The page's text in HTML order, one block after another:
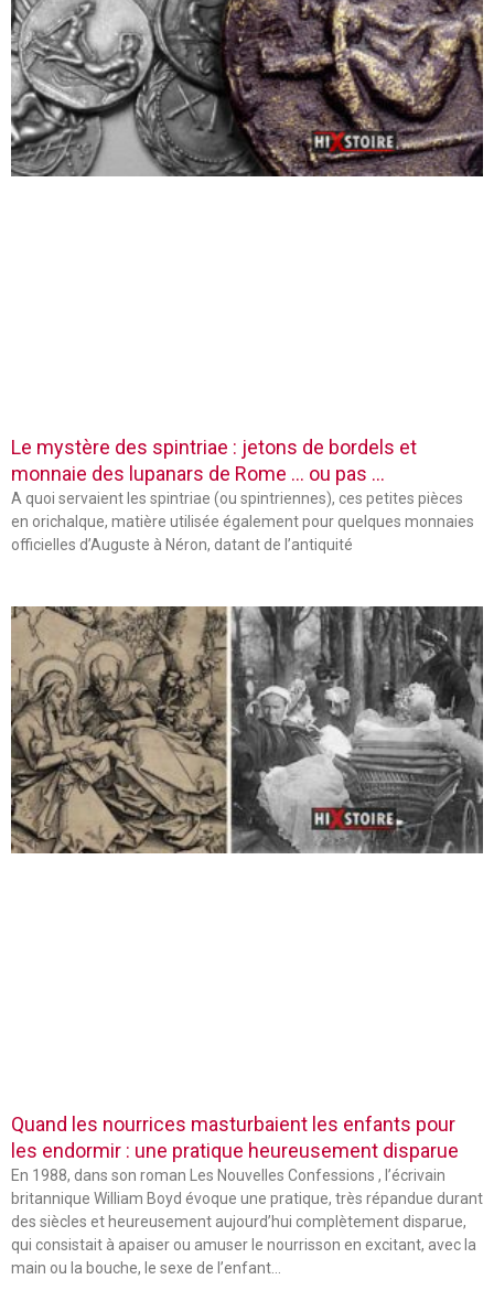
Le mystère des spintriae : jetons de bordels et
monnaie des lupanars de Rome … ou pas …
A quoi servaient les spintriae (ou spintriennes), ces petites pièces
en orichalque, matière utilisée également pour quelques monnaies
officielles d’Auguste à Néron, datant de l’antiquité
Quand les nourrices masturbaient les enfants pour
les endormir : une pratique heureusement disparue
En 1988, dans son roman Les Nouvelles Confessions , l’écrivain
britannique William Boyd évoque une pratique, très répandue durant
des siècles et heureusement aujourd’hui complètement disparue,
qui consistait à apaiser ou amuser le nourrisson en excitant, avec la
main ou la bouche, le sexe de l’enfant…